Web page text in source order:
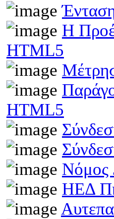
Η
HTML5
HTML5
Νόμος
ΗΕΔ